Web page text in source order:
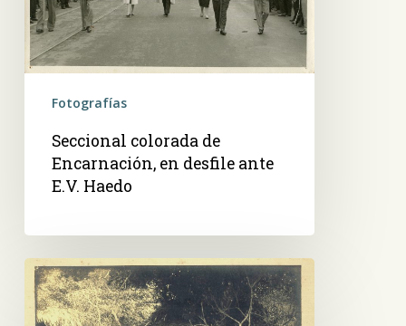
ante
E.V.
Haedo
Fotografías
Seccional colorada de
Encarnación, en desfile ante
E.V. Haedo
ST.
Foto
nocturna